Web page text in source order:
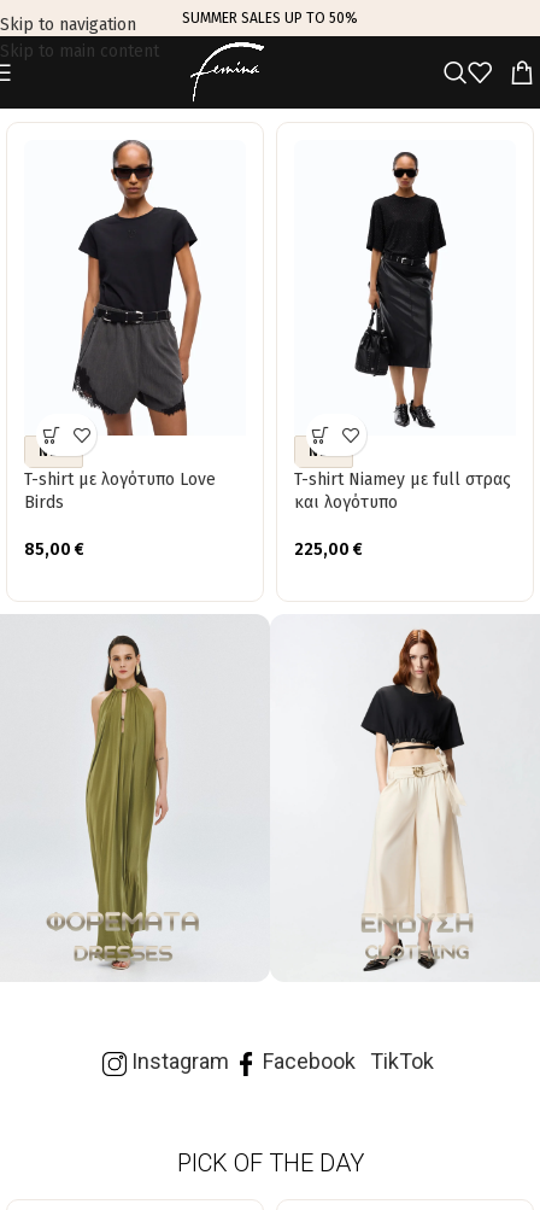
Skip to navigation
Skip to main content
SUMMER SALES UP TO 50%
TRENDING THIS WEEK
NEW
T-shirt με λογότυπο Love
Birds
85,00 €
NEW
T-shirt Niamey με full στρας
και λογότυπο
225,00 €
Instagram Facebook TikTok
PICK OF THE DAY